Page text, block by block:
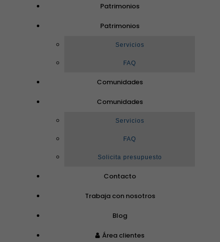
Patrimonios
Patrimonios
Servicios
FAQ
Comunidades
Comunidades
Servicios
FAQ
Solicita presupuesto
Contacto
Trabaja con nosotros
Blog
Área clientes